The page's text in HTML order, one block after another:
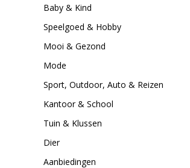
Baby & Kind
Speelgoed & Hobby
Mooi & Gezond
Mode
Sport, Outdoor, Auto & Reizen
Kantoor & School
Tuin & Klussen
Dier
Aanbiedingen